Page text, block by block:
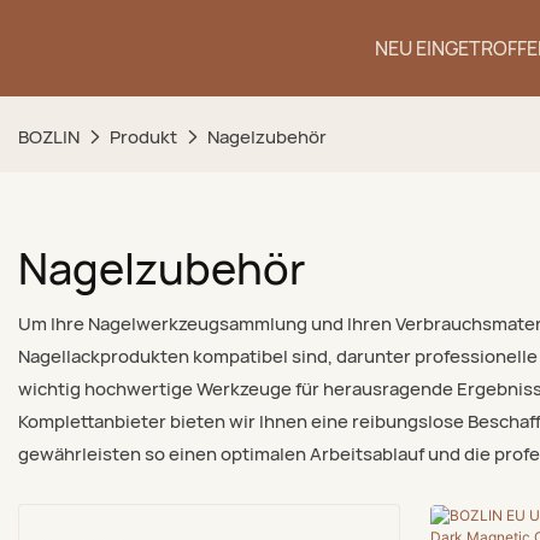
NEU
BOZLIN Produkt Nagelzubehör
Nagelzubehör
Um Ihre Nagelwerkzeugsammlung und Ihren
Nagellackprodukten kompatibel sind, darunter
wichtig hochwertige Werkzeuge für herausragende
Komplettanbieter bieten wir Ihnen eine reibungslose
gewährleisten so einen optimalen Arbeitsablauf und die